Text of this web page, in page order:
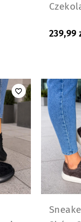
239,99